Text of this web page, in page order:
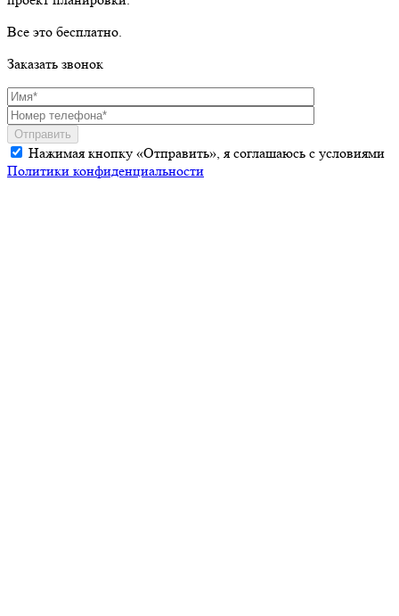
Все это бесплатно.
Заказать звонок
Отправить
Нажимая кнопку «Отправить», я соглашаюсь с условиями
Политики конфиденциальности